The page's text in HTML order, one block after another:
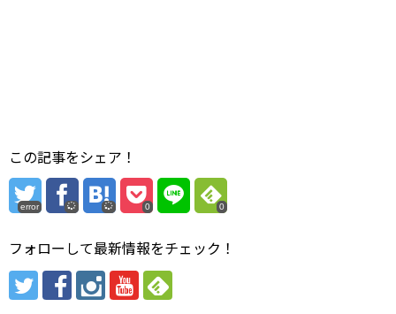
この記事をシェア！
error 0 0
フォローして最新情報をチェック！